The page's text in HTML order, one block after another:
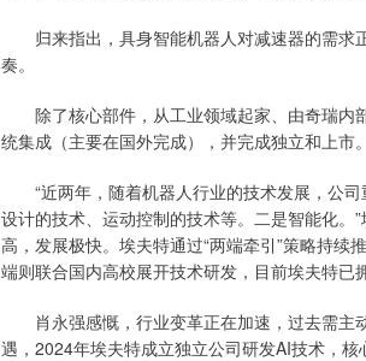
归来指出，具身智能机器人对减速器的需求
奏。
除了核心部件，从工业领域起家、由奇瑞内
统集成（主要在国外完成），并完成独立和上市。
“近两年，随着机器人行业的技术发展，公司
设计的技术、运动控制的技术等。二是智能化。
高，发展极快。埃夫特通过“两端牵引”策略持
端则联合国内高校展开技术研发，目前埃夫特已
肖永强感慨，行业变革正在加速，过去需主动
遇，2024年埃夫特成立独立公司研发AI技术，